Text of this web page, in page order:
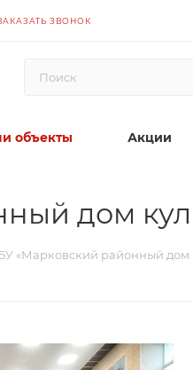
ЗВОНОК
объекты Акции
дом
«Марковский районный дом